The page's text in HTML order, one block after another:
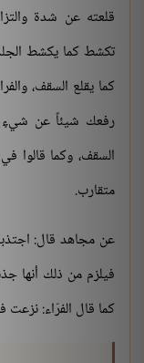
قلعته عن شدة
تكشط كما يكشط
كما يقلع السقف،
رفعك شيئاً عن شيءٍ
السقف، وكما قالوا
متقارب.
عن مجاهد قال:
فيلزم من ذلك أنها
كما قال الفرّاء: